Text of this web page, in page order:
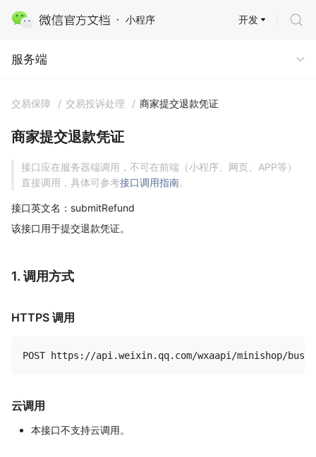
小程序
服务端
开发
服务端
交易保障 / 交易投诉处理 / 商家提交退款凭证
商家提交退款凭证
接口应在服务器端调用，不可在前端（小程序、网页、APP等）
直接调用，具体可参考接口调用指南。
接口英文名：submitRefund
该接口用于提交退款凭证。
1. 调用方式
HTTPS 调用
云调用
本接口不支持云调用。